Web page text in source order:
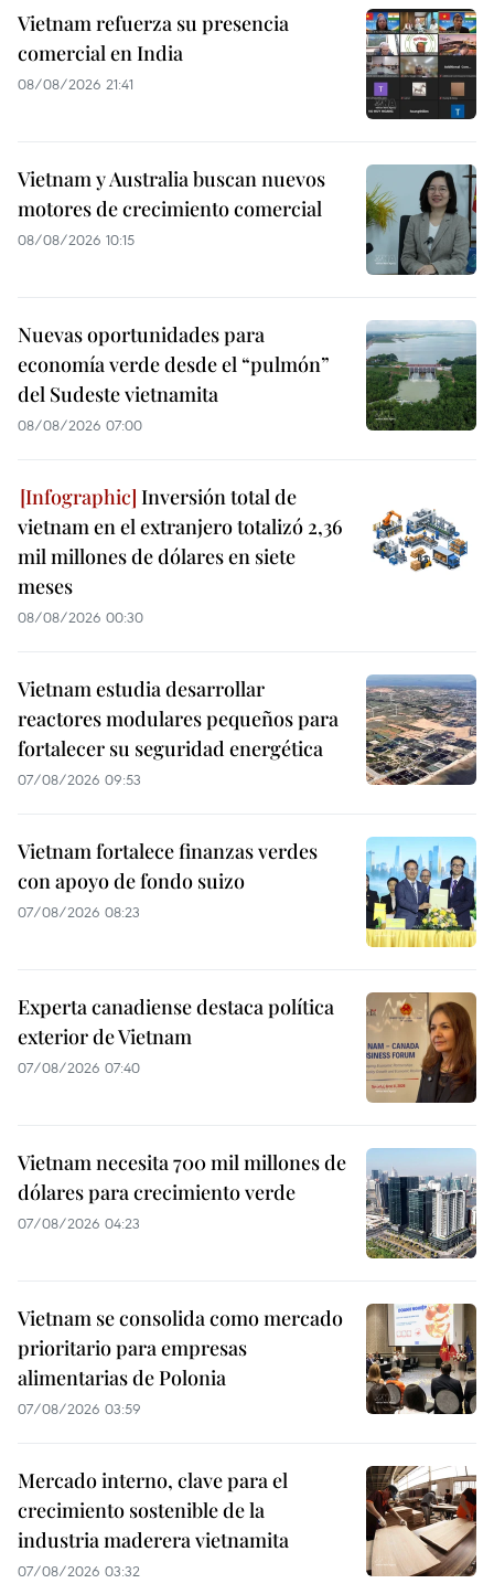
Vietnam refuerza su presencia
comercial en India
08/08/2026 21:41
Vietnam y Australia buscan nuevos
motores de crecimiento comercial
08/08/2026 10:15
Nuevas oportunidades para
economía verde desde el “pulmón”
del Sudeste vietnamita
08/08/2026 07:00
Inversión total de
vietnam en el extranjero totalizó 2,36
mil millones de dólares en siete
meses
08/08/2026 00:30
Vietnam estudia desarrollar
reactores modulares pequeños para
fortalecer su seguridad energética
07/08/2026 09:53
Vietnam fortalece finanzas verdes
con apoyo de fondo suizo
07/08/2026 08:23
Experta canadiense destaca política
exterior de Vietnam
07/08/2026 07:40
Vietnam necesita 700 mil millones de
dólares para crecimiento verde
07/08/2026 04:23
Vietnam se consolida como mercado
prioritario para empresas
alimentarias de Polonia
07/08/2026 03:59
Mercado interno, clave para el
crecimiento sostenible de la
industria maderera vietnamita
07/08/2026 03:32